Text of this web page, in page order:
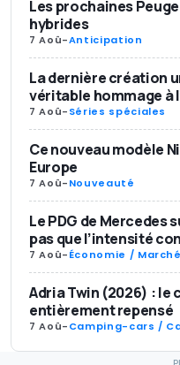
Les prochaines
hybrides
7 Aoû-Anticipation
La dernière création
véritable hommage à
7 Aoû-Séries spéciales
Ce nouveau modèle
Europe
7 Aoû-Nouveauté
Le PDG de Mercedes
pas que l’intensité
7 Aoû-Économie / Marché
Adria Twin (2026) : le
entièrement repensé
7 Aoû-Camping-cars /